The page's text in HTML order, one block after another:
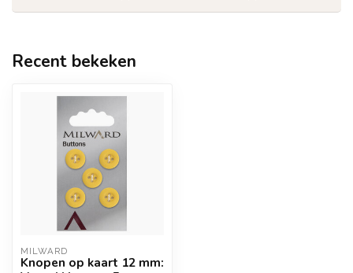
Recent bekeken
MILWARD
Knopen op kaart 12 mm: